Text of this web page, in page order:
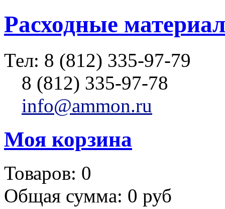
Расходные
Тел: 8 (812) 335-97-79
8 (812) 335-97-78
info@ammon.ru
Моя корзина
Товаров: 0
Общая сумма: 0 руб